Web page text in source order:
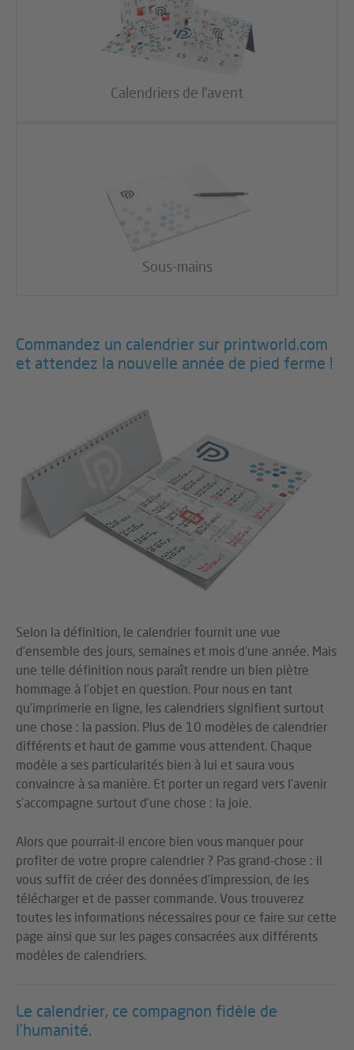
Calendriers de l’avent
Sous-mains
Commandez un calendrier sur printworld.com
et attendez la nouvelle année de pied ferme !
Selon la définition, le calendrier fournit une vue
d’ensemble des jours, semaines et mois d’une année. Mais
une telle définition nous paraît rendre un bien piètre
hommage à l’objet en question. Pour nous en tant
qu’imprimerie en ligne, les calendriers signifient surtout
une chose : la passion. Plus de 10 modèles de calendrier
différents et haut de gamme vous attendent. Chaque
modèle a ses particularités bien à lui et saura vous
convaincre à sa manière. Et porter un regard vers l’avenir
s’accompagne surtout d’une chose : la joie.
Alors que pourrait-il encore bien vous manquer pour
profiter de votre propre calendrier ? Pas grand-chose : il
vous suffit de créer des données d’impression, de les
télécharger et de passer commande. Vous trouverez
toutes les informations nécessaires pour ce faire sur cette
page ainsi que sur les pages consacrées aux différents
modèles de calendriers.
Le calendrier, ce compagnon fidèle de
l’humanité.